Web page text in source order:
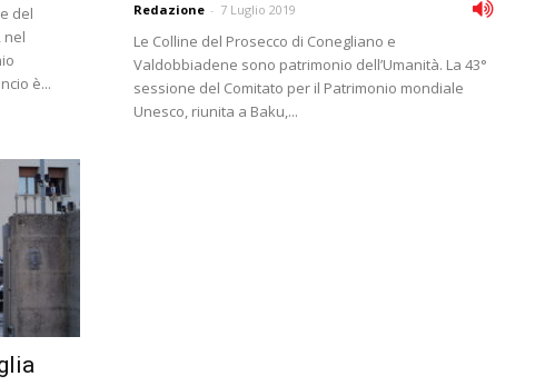
del
nel
è...
Redazione - 7 Luglio 2019
Le Colline del Prosecco di Conegliano e
Valdobbiadene sono patrimonio dell’Umanità. La 43°
sessione del Comitato per il Patrimonio mondiale
Unesco, riunita a Baku,...